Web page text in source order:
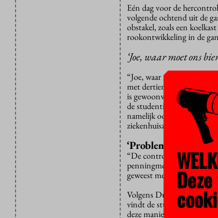
Eén dag voor de
volgende ochtend uit de
obstakel, zoals een
rookontwikkeling in de
‘Joe, waar moet ons
“Joe, waar moet ons bier
met dertien huisgenoten
is gewoonweg te weinig,
de studentikositeit op
namelijk ook de
ziekenhuiszaal”, aldus de
‘Problematisch die
“De controles vormen de
penningmeester
geweest met Duwo,
Volgens Duwo nemen veel
vindt de
deze manier op de vingers